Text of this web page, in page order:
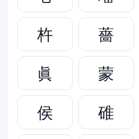
杵
薔
眞
蒙
侯
碓